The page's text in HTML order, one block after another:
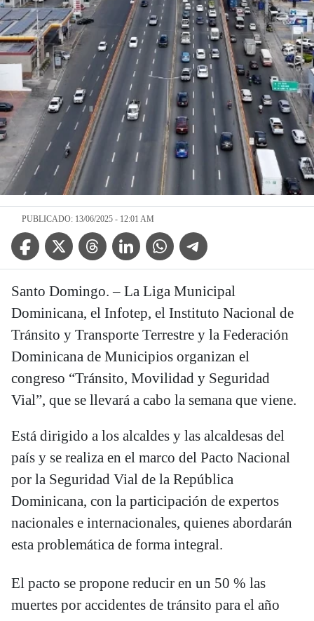
PUBLICADO: 13/06/2025 - 12:01 AM
Facebook IconTwitter IconThreads IconLinkedin IconWhatsApp IconTelegram Icon
Santo Domingo. – La Liga Municipal
Dominicana, el Infotep, el Instituto Nacional de
Tránsito y Transporte Terrestre y la Federación
Dominicana de Municipios organizan el
congreso “Tránsito, Movilidad y Seguridad
Vial”, que se llevará a cabo la semana que viene.
Está dirigido a los alcaldes y las alcaldesas del
país y se realiza en el marco del Pacto Nacional
por la Seguridad Vial de la República
Dominicana, con la participación de expertos
nacionales e internacionales, quienes abordarán
esta problemática de forma integral.
El pacto se propone reducir en un 50 % las
muertes por accidentes de tránsito para el año